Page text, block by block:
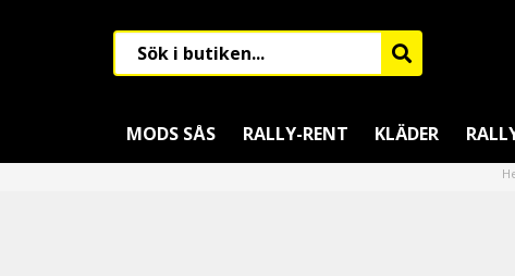
MODS SÅS RALLY-RENT KLÄDER